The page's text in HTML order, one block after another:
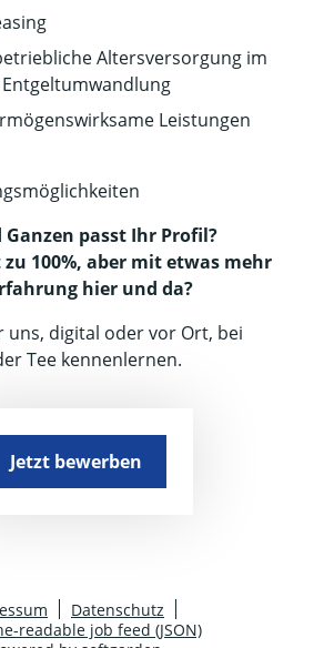
Altersversorgung im
Leistungen
passt Ihr Profil?
100%, aber mit etwas mehr
hier und da?
uns, digital oder vor Ort, bei
Tee kennenlernen.
Jetzt bewerben
Datenschutz
readable job feed (JSON)